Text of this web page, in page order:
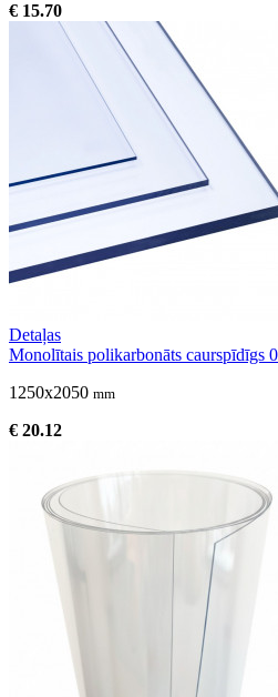
€ 15.70
Detaļas
Monolītais polikarbonāts caurspīdīgs
1250x2050 mm
€ 20.12